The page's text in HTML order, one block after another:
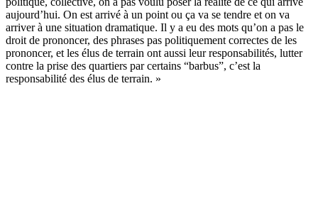
aujourd’hui. On est arrivé à un point ou ça va se tendre et on va
arriver à une situation dramatique. Il y a eu des mots qu’on a pas le
droit de prononcer, des phrases pas politiquement correctes de les
prononcer, et les élus de terrain ont aussi leur responsabilités, lutter
contre la prise des quartiers par certains “barbus”, c’est la
responsabilité des élus de terrain. »